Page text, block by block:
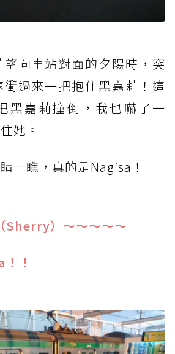
向車站對面的夕 陽時，突
過來一把抱住黑嘉莉！這
黑嘉莉撞倒，我也嚇了一
她。
一瞧，真的是Nagisa！
Sherry）～～～～～
！